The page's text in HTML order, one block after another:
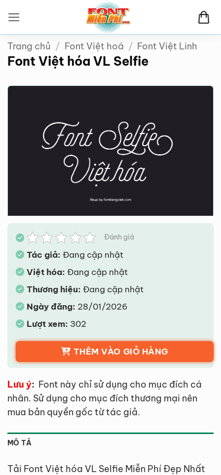
qua
nội
dung
Trang chủ / Font Việt hoá / Font Việt Linh
Font Việt hóa VL Selfie
Đánh giá
Tác giả: Đang cập nhật
Việt hóa: Đang cập nhật
Thương hiệu: Đang cập nhật
Ngày đăng: 28/01/2026
Lượt xem: 302
THÊM VÀO GIỎ HÀNG
Lưu ý: Font này chỉ sử dụng cho mục đích cá
nhân. Sử dụng cho mục đích thương mại nên
mua bản quyền gốc từ tác giả.
MÔ TẢ
Tải Font Việt hóa VL Selfie Miễn Phí Đẹp Nhất